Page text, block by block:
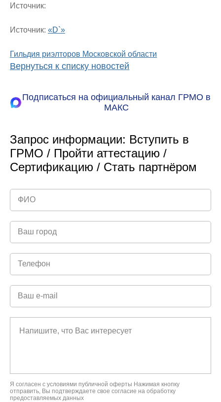
Источник:
Источник: «D`»
Гильдия риэлторов Московской области
Вернуться к списку новостей
Подписаться на официальный канал ГРМО в
МАКС
Запрос информации: Вступить в
ГРМО / Пройти аттестацию /
Сертификацию / Стать партнёром
Я согласен с условиями публичной оферты Нажимая кнопку
отправить, Вы подтверждаете свое согласие на обработку
предоставляемых данных